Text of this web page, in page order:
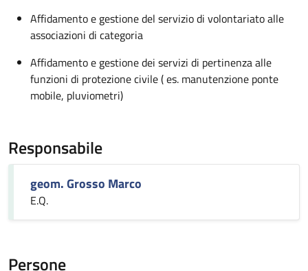
Affidamento e gestione del servizio di volontariato alle
associazioni di categoria
Affidamento e gestione dei servizi di pertinenza alle
funzioni di protezione civile ( es. manutenzione ponte
mobile, pluviometri)
Responsabile
geom. Grosso Marco
E.Q.
Persone